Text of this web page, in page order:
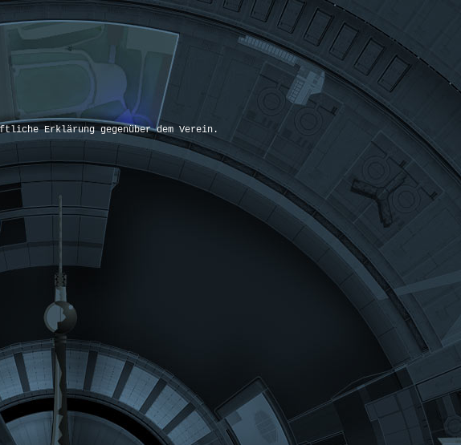
Erklärung gegenüber dem Verein.